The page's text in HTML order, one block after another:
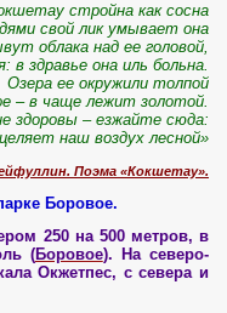
стройна как сосна
свой лик умывает она
облака над ее головой,
в здравье она иль больна.
Озера ее окружили толпой
– в чаще лежит золотой.
здоровы – езжайте сюда:
наш воздух лесной»
Поэма «Кокшетау».
Боровое.
250 на 500 метров, в
(Боровое). На северо-
Окжетпес, с севера и